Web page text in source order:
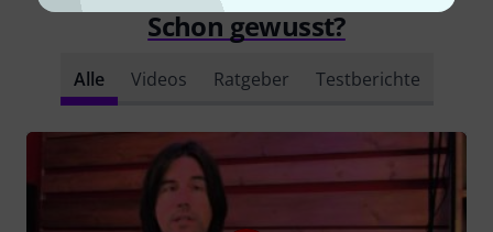
Schon gewusst?
Alle Videos Ratgeber Testberichte